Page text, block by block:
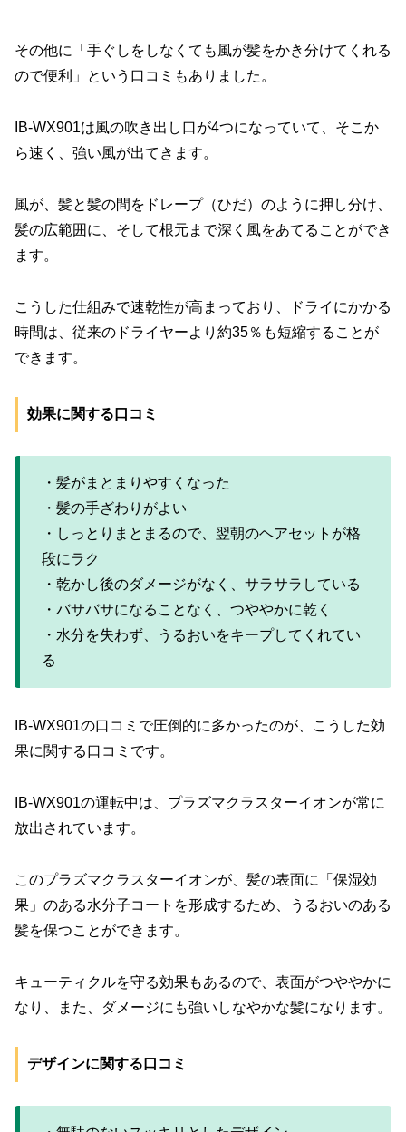
その他に「手ぐしをしなくても風が髪をかき分けてくれる
ので便利」という口コミもありました。
IB-WX901は風の吹き出し口が4つになっていて、そこか
ら速く、強い風が出てきます。
風が、髪と髪の間をドレープ（ひだ）のように押し分け、
髪の広範囲に、そして根元まで深く風をあてることができ
ます。
こうした仕組みで速乾性が高まっており、ドライにかかる
時間は、従来のドライヤーより約35％も短縮することが
できます。
効果に関する口コミ
・髪がまとまりやすくなった
・髪の手ざわりがよい
・しっとりまとまるので、翌朝のヘアセットが格
段にラク
・乾かし後のダメージがなく、サラサラしている
・バサバサになることなく、つややかに乾く
・水分を失わず、うるおいをキープしてくれてい
る
IB-WX901の口コミで圧倒的に多かったのが、こうした効
果に関する口コミです。
IB-WX901の運転中は、プラズマクラスターイオンが常に
放出されています。
このプラズマクラスターイオンが、髪の表面に「保湿効
果」のある水分子コートを形成するため、うるおいのある
髪を保つことができます。
キューティクルを守る効果もあるので、表面がつややかに
なり、また、ダメージにも強いしなやかな髪になります。
デザインに関する口コミ